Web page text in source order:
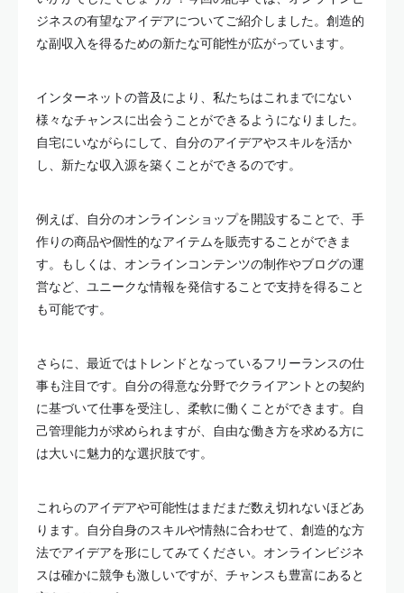
ジネスの有望なアイデアについてご紹介しました。創造的
な副収入を得るための新たな可能性が広がっています。
インターネットの普及により、私たちはこれまでにない
様々なチャンスに出会うことができるようになりました。
自宅にいながらにして、自分のアイデアやスキルを活か
し、新たな収入源を築くことができるのです。
例えば、自分のオンラインショップを開設することで、手
作りの商品や個性的なアイテムを販売することができま
す。もしくは、オンラインコンテンツの制作やブログの運
営など、ユニークな情報を発信することで支持を得ること
も可能です。
さらに、最近ではトレンドとなっているフリーランスの仕
事も注目です。自分の得意な分野でクライアントとの契約
に基づいて仕事を受注し、柔軟に働くことができます。自
己管理能力が求められますが、自由な働き方を求める方に
は大いに魅力的な選択肢です。
これらのアイデアや可能性はまだまだ数え切れないほどあ
ります。自分自身のスキルや情熱に合わせて、創造的な方
法でアイデアを形にしてみてください。オンラインビジネ
スは確かに競争も激しいですが、チャンスも豊富にあると